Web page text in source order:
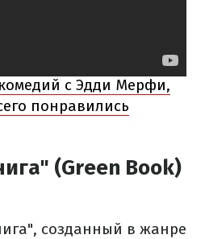
с Эдди Мерфи,
понравились
(Green Book)
созданный в жанре